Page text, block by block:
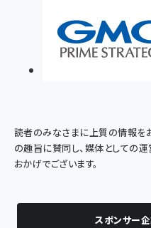
読者のみなさまに上質の情報を
の趣旨に賛同し、媒体としての
おかげでございます。
スポンサー